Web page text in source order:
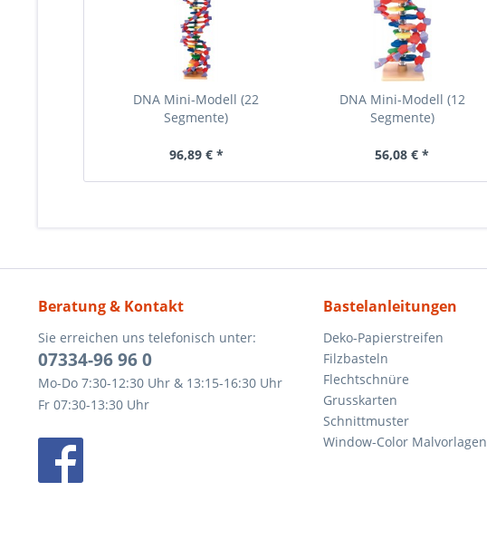
DNA Mini-Modell (22
Segmente)
96,89 € *
DNA Mini-Modell (12
Segmente)
56,08 € *
Beratung & Kontakt
Sie erreichen uns telefonisch unter:
07334-96 96 0
Mo-Do 7:30-12:30 Uhr & 13:15-16:30 Uhr
Fr 07:30-13:30 Uhr
Bastelanleitungen
Deko-Papierstreifen
Filzbasteln
Flechtschnüre
Grusskarten
Schnittmuster
Window-Color Malvorlagen